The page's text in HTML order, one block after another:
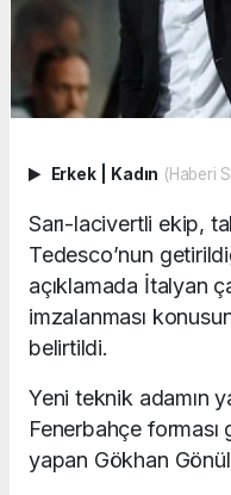
Erkek Kadın (Haberi
Sarı-lacivertli ekip,
Tedesco’nun
açıklamada İtalyan
imzalanması
belirtildi.
Yeni teknik adamın
Fenerbahçe forması
yapan Gökhan